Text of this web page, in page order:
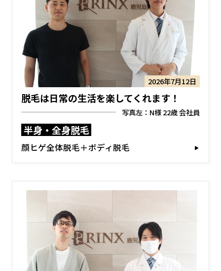
2026年7月12日
脱毛は日常の生活を楽してくれます！
写真左：N様 22歳 会社員
半身・全身脱毛
顔ヒゲ全体脱毛＋ボディ脱毛